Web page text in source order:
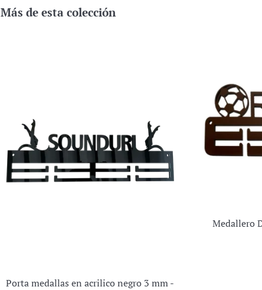
Más de esta colección
Porta medallas en acrilico negro 3 mm -
Medallero